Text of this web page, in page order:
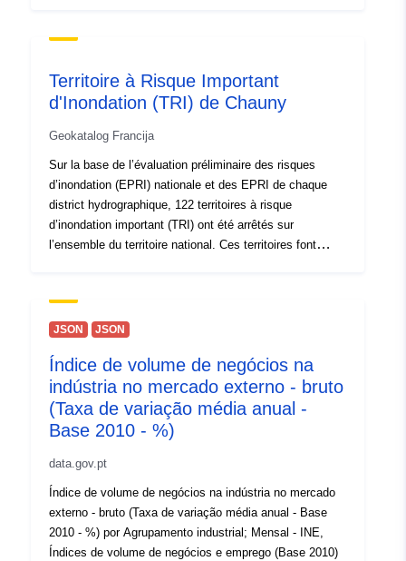
geoProductId=171)
Territoire à Risque Important
d'Inondation (TRI) de Chauny
Geokatalog Francija
Sur la base de l’évaluation préliminaire des risques
d’inondation (EPRI) nationale et des EPRI de chaque
district hydrographique, 122 territoires à risque
d’inondation important (TRI) ont été arrêtés sur
l’ensemble du territoire national. Ces territoires font
JSON JSON
Índice de volume de negócios na
indústria no mercado externo - bruto
(Taxa de variação média anual -
Base 2010 - %)
data.gov.pt
Índice de volume de negócios na indústria no mercado
externo - bruto (Taxa de variação média anual - Base
2010 - %) por Agrupamento industrial; Mensal - INE,
Índices de volume de negócios e emprego (Base 2010)